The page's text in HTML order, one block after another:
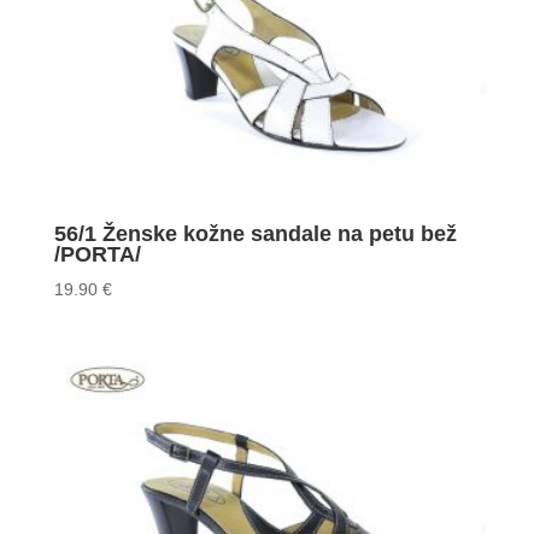
56/1 Ženske kožne sandale na petu bež
/PORTA/
19.90 €